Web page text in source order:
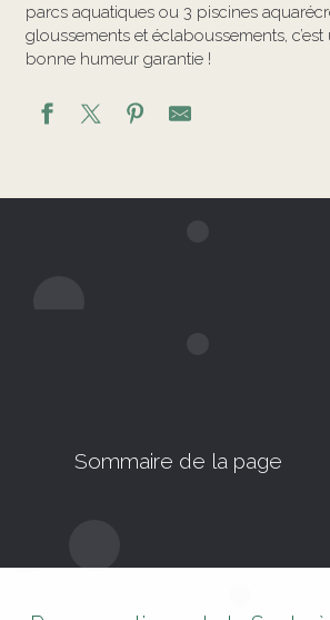
parcs aquatiques ou 3 piscines
gloussements et éclaboussements,
bonne humeur garantie !
Sommaire de la page